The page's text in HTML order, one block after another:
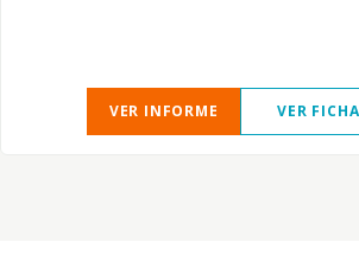
VER INFORME VER FICHA